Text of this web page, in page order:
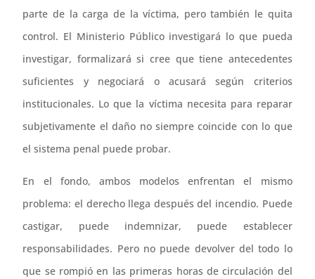
parte de la carga de la víctima, pero también le quita
control. El Ministerio Público investigará lo que pueda
investigar, formalizará si cree que tiene antecedentes
suficientes y negociará o acusará según criterios
institucionales. Lo que la víctima necesita para reparar
subjetivamente el daño no siempre coincide con lo que
el sistema penal puede probar.
En el fondo, ambos modelos enfrentan el mismo
problema: el derecho llega después del incendio. Puede
castigar, puede indemnizar, puede establecer
responsabilidades. Pero no puede devolver del todo lo
que se rompió en las primeras horas de circulación del